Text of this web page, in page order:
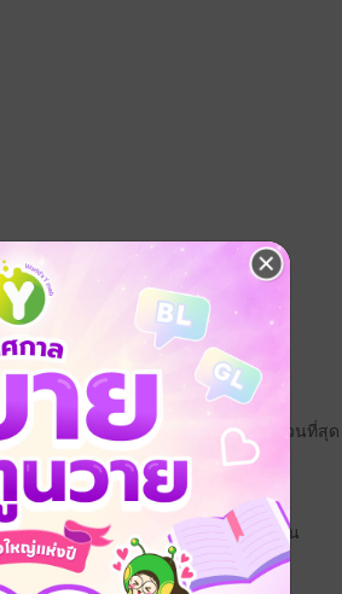
วหนี้เรายังมีที่ยืน, เมื่อเป็นหนี้ สิ่งเร่งด่วนที่สุ
จนมียอดขายถล่มทลายมาแล้วหลายท่าน